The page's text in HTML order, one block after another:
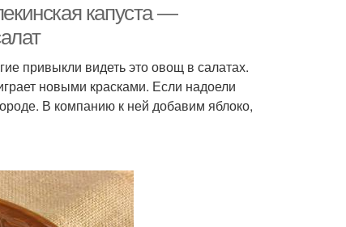
капуста —
привыкли видеть это овощ в салатах.
новыми красками. Если надоели
В компанию к ней добавим яблоко,